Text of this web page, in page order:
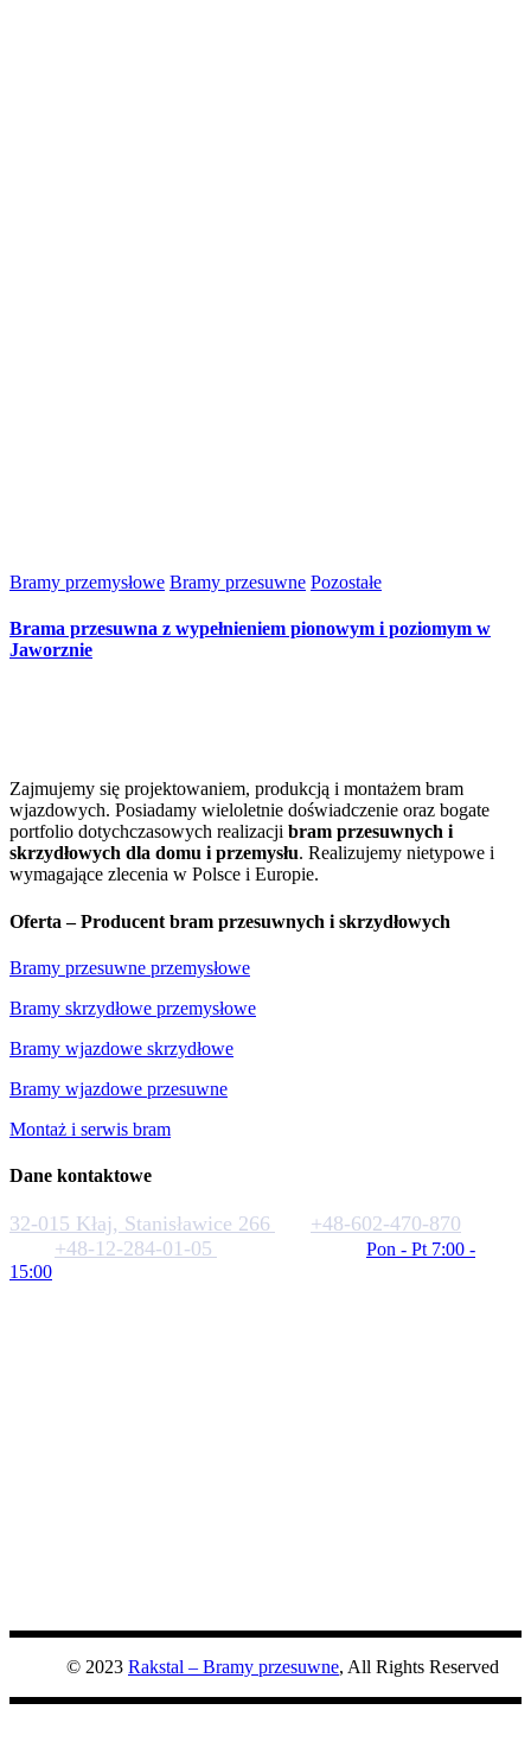
Bramy przemysłowe Bramy przesuwne Pozostałe
Brama przesuwna z wypełnieniem pionowym i poziomym w
Jaworznie
Zajmujemy się projektowaniem, produkcją i montażem bram
wjazdowych. Posiadamy wieloletnie doświadczenie oraz bogate
portfolio dotychczasowych realizacji bram przesuwnych i
skrzydłowych dla domu i przemysłu. Realizujemy nietypowe i
wymagające zlecenia w Polsce i Europie.
Oferta – Producent bram przesuwnych i skrzydłowych
Bramy przesuwne przemysłowe
Bramy skrzydłowe przemysłowe
Bramy wjazdowe skrzydłowe
Bramy wjazdowe przesuwne
Montaż i serwis bram
Dane kontaktowe
32-015 Kłaj, Stanisławice 266
+48-602-470-870
+48-12-284-01-05
Pon - Pt 7:00 -
15:00
© 2023 Rakstal – Bramy przesuwne, All Rights Reserved